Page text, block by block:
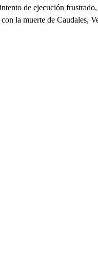
de ejecución
la muerte de Caudales,